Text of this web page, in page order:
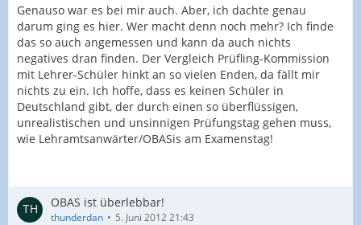
Genauso war es bei mir auch. Aber, ich dachte genau
darum ging es hier. Wer macht denn noch mehr? Ich finde
das so auch angemessen und kann da auch nichts
negatives dran finden. Der Vergleich Prüfling-Kommission
mit Lehrer-Schüler hinkt an so vielen Enden, da fällt mir
nichts zu ein. Ich hoffe, dass es keinen Schüler in
Deutschland gibt, der durch einen so überflüssigen,
unrealistischen und unsinnigen Prüfungstag gehen muss,
wie Lehramtsanwärter/OBASis am Examenstag!
OBAS ist überlebbar!
thunderdan 5. Juni 2012 21:43